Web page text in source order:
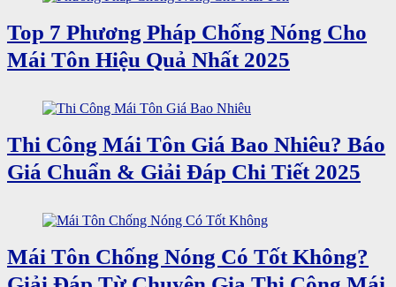
Top 7 Phương Pháp Chống Nóng Cho
Mái Tôn Hiệu Quả Nhất 2025
Thi Công Mái Tôn Giá Bao Nhiêu? Báo
Giá Chuẩn & Giải Đáp Chi Tiết 2025
Mái Tôn Chống Nóng Có Tốt Không?